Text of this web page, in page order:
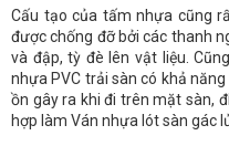
Cấu tạo của tấm nhựa cũng
được chống đỡ bởi các thanh
và đập, tỳ đè lên vật liệu.
nhựa PVC trải sàn có khả
ồn gây ra khi đi trên mặt sàn,
hợp làm Ván nhựa lót sàn gác